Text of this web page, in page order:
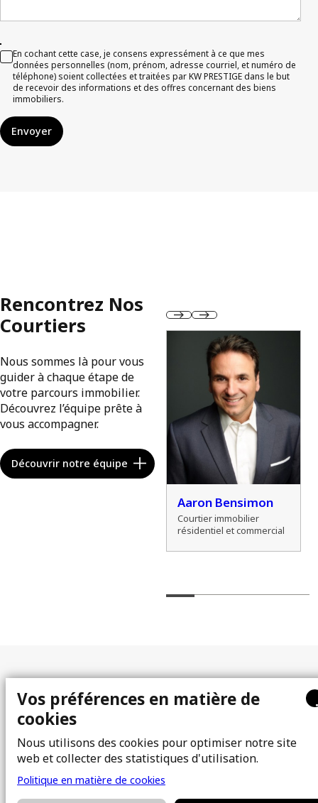
En cochant cette case, je consens expressément à ce que mes
données personnelles (nom, prénom, adresse courriel, et numéro de
téléphone) soient collectées et traitées par KW PRESTIGE dans le but
de recevoir des informations et des offres concernant des biens
immobiliers.
Envoyer
Rencontrez Nos
Courtiers
Nous sommes là pour vous
guider à chaque étape de
votre parcours immobilier.
Découvrez l’équipe prête à
vous accompagner.
Découvrir notre équipe
Aaron Bensimon
Courtier immobilier
résidentiel et commercial
Plan du site
À propos
Équipe
Photos
Courtiers immobiliers
Propriétés
Vendre
FAQ
Blogue
Contact
Vos préférences en matière de
cookies
Nous utilisons des cookies pour optimiser notre site
web et collecter des statistiques d'utilisation.
Politique en matière de cookies